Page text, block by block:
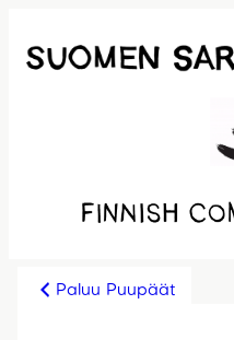
sisältöön
Paluu Puupäät